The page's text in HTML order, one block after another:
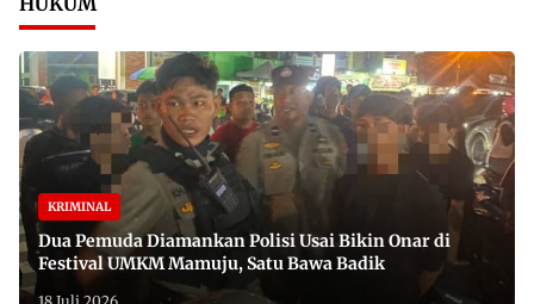
KRIMINAL
Dua Pemuda Diamankan Polisi Usai Bikin Onar di
Festival UMKM Mamuju, Satu Bawa Badik